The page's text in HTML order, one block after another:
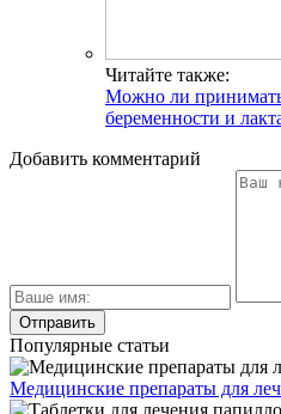
Читайте также:
Можно ли
беременности и
Добавить комментарий
Популярные статьи
Медицинские препараты для